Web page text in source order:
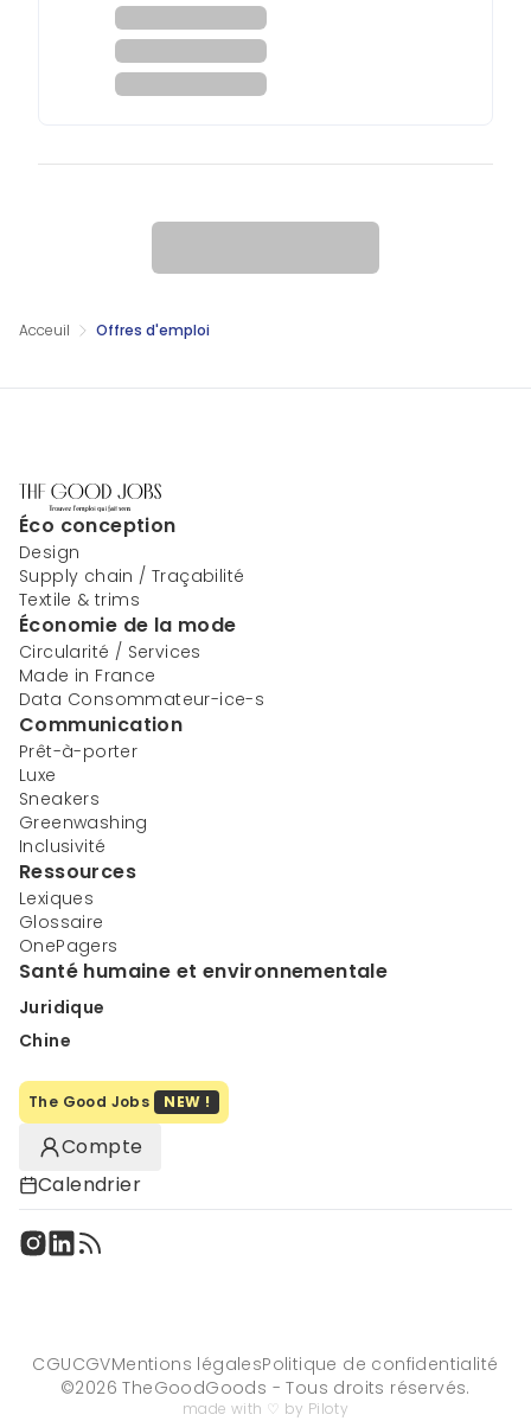
Acceuil Offres d'emploi
Éco conception
Design
Supply chain / Traçabilité
Textile & trims
Économie de la mode
Circularité / Services
Made in France
Data Consommateur-ice-s
Communication
Prêt-à-porter
Luxe
Sneakers
Greenwashing
Inclusivité
Ressources
Lexiques
Glossaire
OnePagers
Santé humaine et environnementale
Juridique
Chine
The Good Jobs NEW !
Compte
Calendrier
CGUCGVMentions légalesPolitique de confidentialité
©2026 TheGoodGoods - Tous droits réservés.
made with ♡ by Piloty